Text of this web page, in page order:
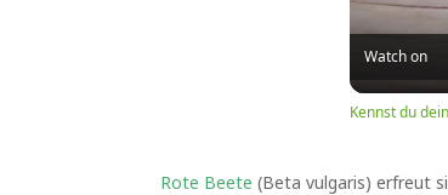
Watch on
Kennst du
Rote Beete (Beta vulgaris) erfreut